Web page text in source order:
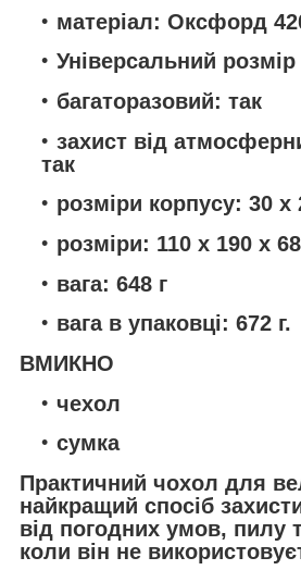
матеріал: Оксфорд
Універсальний розмір
багаторазовий: так
захист від
так
розміри корпусу: 30 х
розміри: 110 х 190 х
вага: 648 г
вага в упаковці: 672 г.
ВМИКНО
чехол
сумка
Практичний чохол для
найкращий спосіб
від погодних умов, пилу
коли він не